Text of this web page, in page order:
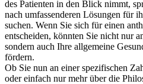
des Patienten in den Blick nimmt,
nach umfassenderen Lösungen für
suchen. Wenn Sie sich für einen
entscheiden, könnten Sie nicht nur
sondern auch Ihre allgemeine
fördern.
Ob Sie nun an einer spezifischen
oder einfach nur mehr über die